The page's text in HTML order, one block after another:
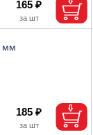
165 ₽
мм
185 ₽